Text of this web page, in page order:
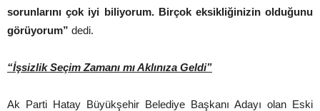
sorunlarını çok iyi biliyorum. Birçok eksikliğinizin olduğunu
görüyorum” dedi.
“İşsizlik Seçim Zamanı mı Aklınıza Geldi”
Ak Parti Hatay Büyükşehir Belediye Başkanı Adayı olan Eski